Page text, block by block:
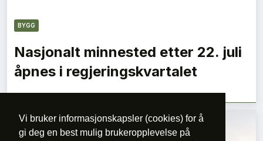
Vi bruker informasjonskapsler (cookies) for å
gi deg en best mulig brukeropplevelse på
BYGG
Nasjonalt minnested etter 22. juli
åpnes i regjeringskvartalet